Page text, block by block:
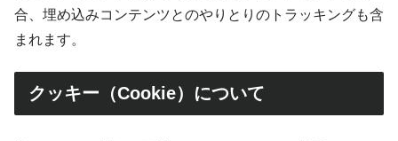
合、埋め込みコンテンツとのやりとりのトラッキングも含
まれます。
クッキー（Cookie）について